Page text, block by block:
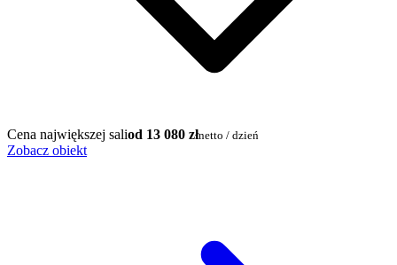
Cena największej saliod 13 080 złnetto / dzień
Zobacz obiekt